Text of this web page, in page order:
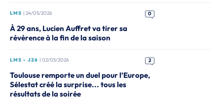
LMS | 24/05/2026 0
À 29 ans, Lucien Auffret va tirer sa
révérence à la fin de la saison
LMS - J26 | 02/05/2026 2
Toulouse remporte un duel pour l’Europe,
Sélestat créé la surprise... tous les
résultats de la soirée